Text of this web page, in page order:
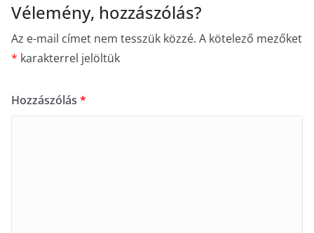
Vélemény, hozzászólás?
Az e-mail címet nem tesszük közzé. A kötelező mezőket
* karakterrel jelöltük
Hozzászólás *